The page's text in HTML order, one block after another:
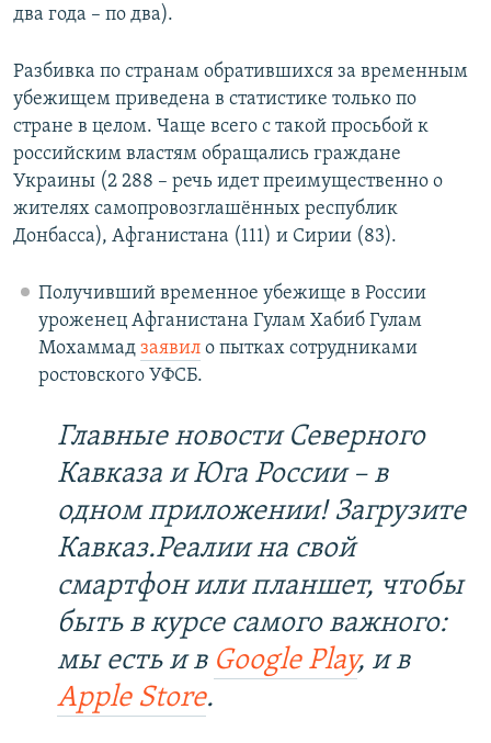
два года – по два).
Разбивка по странам обратившихся за временным
убежищем приведена в статистике только по
стране в целом. Чаще всего с такой просьбой к
российским властям обращались граждане
Украины (2 288 – речь идет преимущественно о
жителях самопровозглашённых республик
Донбасса), Афганистана (111) и Сирии (83).
Получивший временное убежище в России
уроженец Афганистана Гулам Хабиб Гулам
Мохаммад заявило пытках сотрудниками
ростовского УФСБ.
Главные новости Северного
Кавказа и Юга России – в
одном приложении! Загрузите
Кавказ.Реалии на свой
смартфон или планшет, чтобы
быть в курсе самого важного:
мы есть и в Google Play, и в
Apple Store.